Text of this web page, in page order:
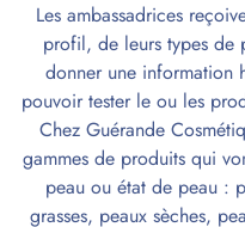
Les ambassadrices
profil, de leurs types de
donner une information
pouvoir tester le ou les
Chez Guérande
gammes de produits qui
peau ou état de peau :
grasses, peaux sèches,